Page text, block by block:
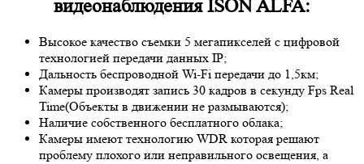
видеонаблюдения ISON ALFA:
Высокое качество съемки 5 мегапикселей с цифровой
технологией передачи данных IP;
Дальность беспроводной Wi-Fi передачи до 1,5км;
Камеры производят запись 30 кадров в секунду Fps Real
Time(Объекты в движении не размываются);
Наличие собственного бесплатного облака;
Камеры имеют технологию WDR которая решают
проблему плохого или неправильного освещения, а